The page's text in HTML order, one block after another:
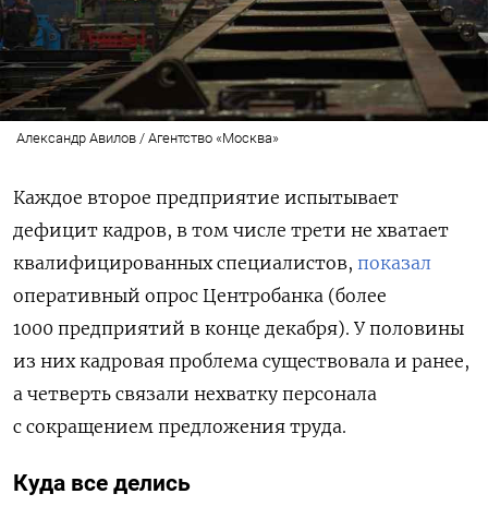
Александр Авилов / Агентство «Москва»
Каждое второе предприятие испытывает
дефицит кадров, в том числе трети не хватает
квалифицированных специалистов, показал
оперативный опрос Центробанка (более
1000 предприятий в конце декабря). У половины
из них кадровая проблема существовала и ранее,
а четверть связали нехватку персонала
с сокращением предложения труда.
Куда все делись